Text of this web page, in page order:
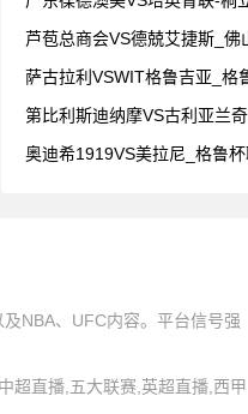
萨古拉利VSWIT格鲁吉亚_格
奥迪希1919VS美拉尼_格鲁
NBA、UFC内容。平台信号强
超直播,五大联赛,英超直播,西甲